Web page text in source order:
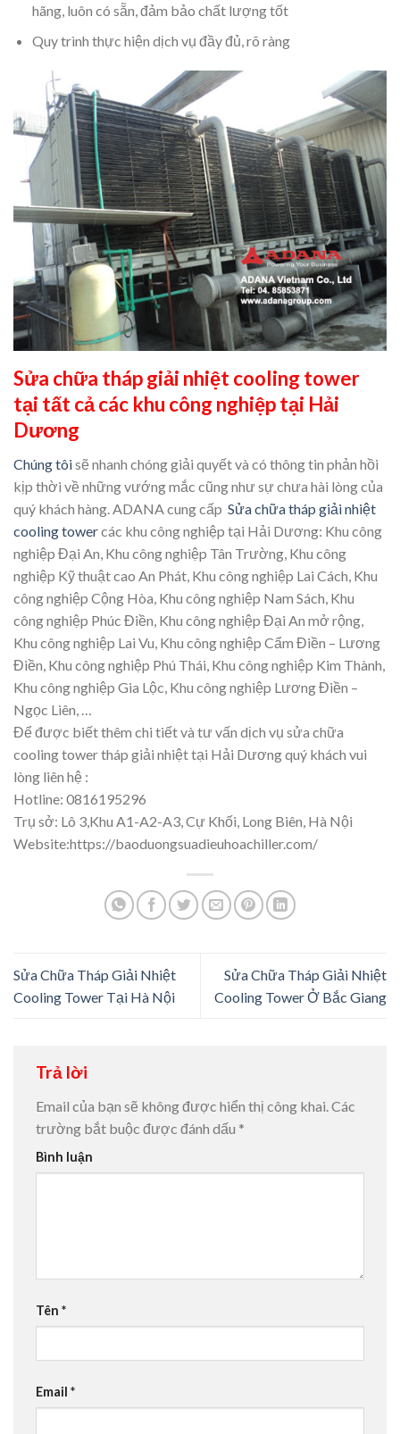
hãng, luôn có sẵn, đảm bảo chất lượng tốt
Quy trình thực hiện dịch vụ đầy đủ, rõ ràng
Sửa chữa tháp giải nhiệt cooling tower
tại tất cả các khu công nghiệp tại Hải
Dương
Chúng tôisẽ nhanh chóng giải quyết và có thông tin phản hồi
kịp thời về những vướng mắc cũng như sự chưa hài lòng của
quý khách hàng. ADANA cung cấp Sửa chữa tháp giải nhiệt
cooling towercác khu công nghiệp tại Hải Dương: Khu công
nghiệp Đại An, Khu công nghiệp Tân Trường, Khu công
nghiệp Kỹ thuật cao An Phát, Khu công nghiệp Lai Cách, Khu
công nghiệp Cộng Hòa, Khu công nghiệp Nam Sách, Khu
công nghiệp Phúc Điền, Khu công nghiệp Đại An mở rộng,
Khu công nghiệp Lai Vu, Khu công nghiệp Cẩm Điền – Lương
Điền, Khu công nghiệp Phú Thái, Khu công nghiệp Kim Thành,
Khu công nghiệp Gia Lộc, Khu công nghiệp Lương Điền –
Ngọc Liên, …
Để được biết thêm chi tiết và tư vấn dịch vụ sửa chữa
cooling tower tháp giải nhiệt tại Hải Dương quý khách vui
lòng liên hệ :
Hotline: 0816195296
Trụ sở: Lô 3,Khu A1-A2-A3, Cự Khối, Long Biên, Hà Nội
Website:https://baoduongsuadieuhoachiller.com/
Sửa Chữa Tháp Giải Nhiệt
Cooling Tower Tại Hà Nội
Sửa Chữa Tháp Giải Nhiệt
Cooling Tower Ở Bắc Giang
Trả lời
Email của bạn sẽ không được hiển thị công khai.Các
trường bắt buộc được đánh dấu *
Bình luận
Tên *
Email *